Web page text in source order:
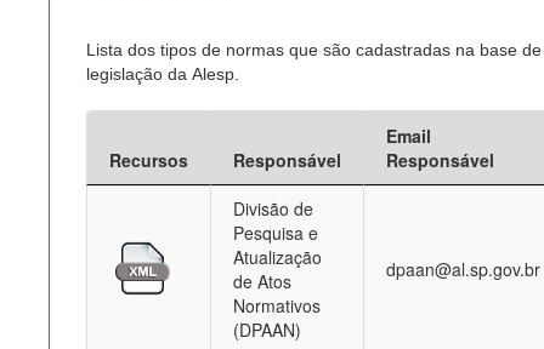
Lista dos tipos de normas que são cadastradas na base de
legislação da Alesp.
Recursos Responsável
Email
Responsável
Divisão de
Pesquisa e
Atualização
de Atos
Normativos
(DPAAN)
dpaan@al.sp.gov.br